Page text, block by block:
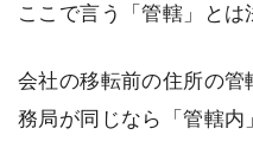
ここで言う「管轄」とは
会社の移転前の住所の
務局が同じなら「管轄内